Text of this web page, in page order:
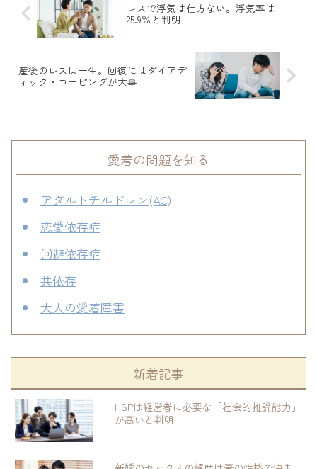
レスで浮気は仕方ない。浮気率は
25.9％と判明
産後のレスは一生。回復にはダイアデ
ィック・コーピングが大事
愛着の問題を知る
アダルトチルドレン(AC)
恋愛依存症
回避依存症
共依存
大人の愛着障害
新着記事
HSPは経営者に必要な「社会的推論能力」
が高いと判明